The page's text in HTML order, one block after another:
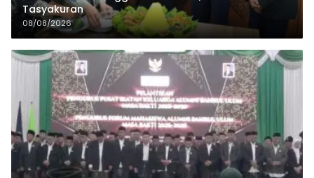
Tasyakuran
08/08/2026